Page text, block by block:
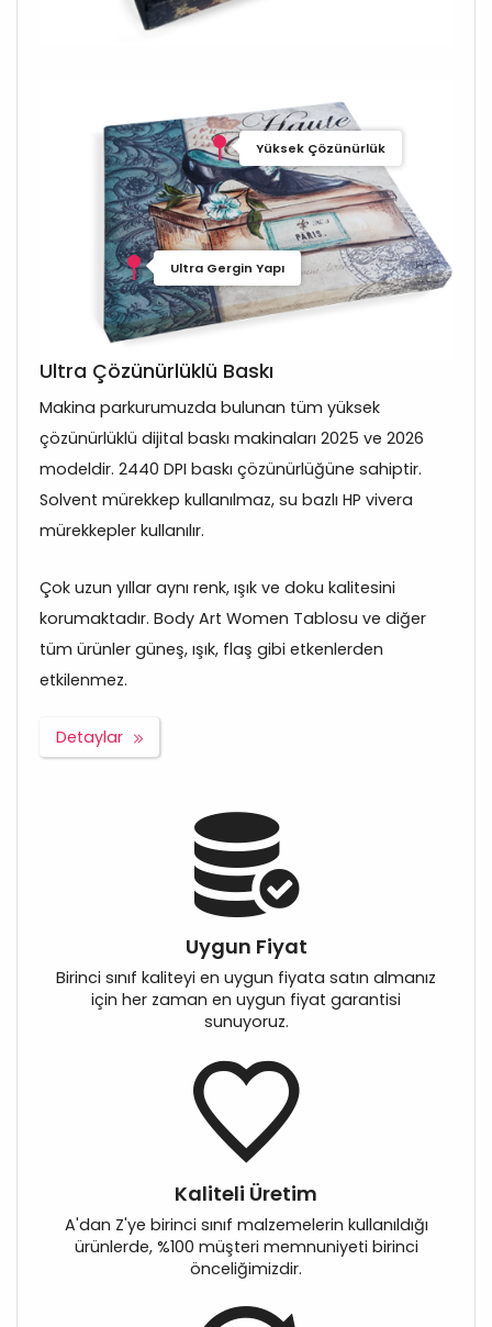
Yüksek Çözünürlük
Ultra Gergin Yapı
Ultra Çözünürlüklü Baskı
Makina parkurumuzda bulunan tüm yüksek
çözünürlüklü dijital baskı makinaları 2025 ve 2026
modeldir. 2440 DPI baskı çözünürlüğüne sahiptir.
Solvent mürekkep kullanılmaz, su bazlı HP vivera
mürekkepler kullanılır.
Çok uzun yıllar aynı renk, ışık ve doku kalitesini
korumaktadır. Body Art Women Tablosu ve diğer
tüm ürünler güneş, ışık, flaş gibi etkenlerden
etkilenmez.
Detaylar
Uygun Fiyat
Birinci sınıf kaliteyi en uygun fiyata satın almanız
için her zaman en uygun fiyat garantisi
sunuyoruz.
Kaliteli Üretim
A'dan Z'ye birinci sınıf malzemelerin kullanıldığı
ürünlerde, %100 müşteri memnuniyeti birinci
önceliğimizdir.